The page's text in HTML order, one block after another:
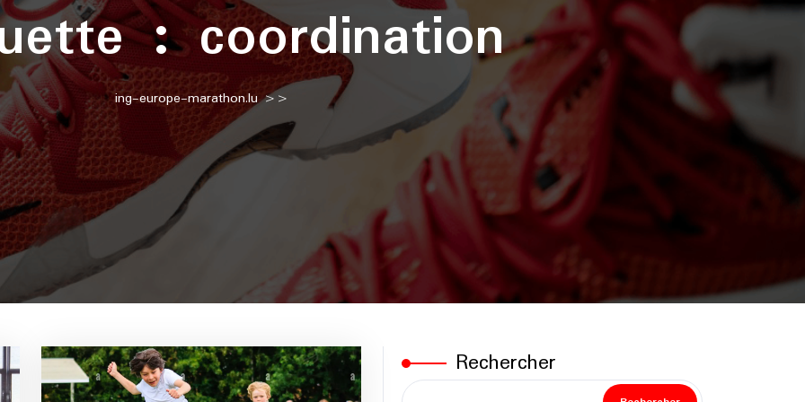
:coordination
ing-europe-marathon.lu>>
Rechercher